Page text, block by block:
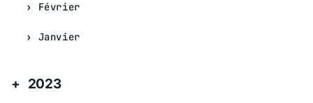
Février
Janvier
2023